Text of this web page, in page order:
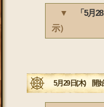
▼
「5月
示）
5月29日(木) 開始